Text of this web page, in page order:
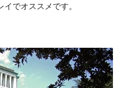
イでオススメです。